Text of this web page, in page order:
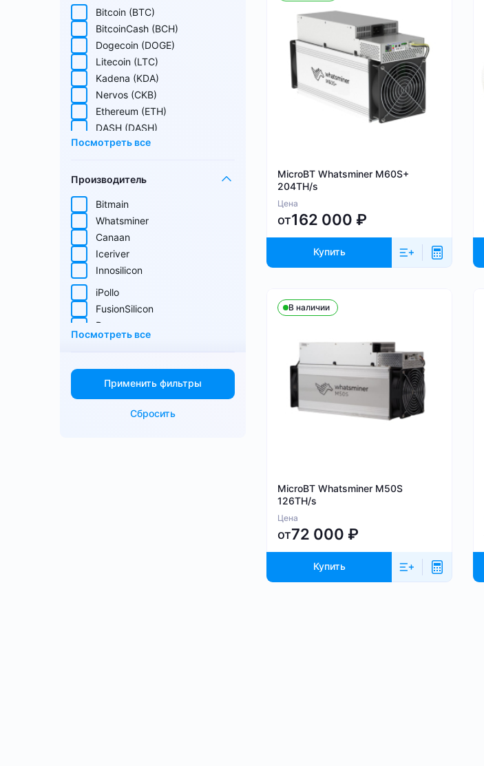
Lyra2REv2
Cuckatoo31
Randomx
SHA512256d
Ethash4G
Bitcoin (BTC)
BitcoinCash (BCH)
Dogecoin (DOGE)
Litecoin (LTC)
Kadena (KDA)
Nervos (CKB)
Ethereum (ETH)
DASH (DASH)
EthereumPoW (ETHW)
Zcash (ZEC)
Sia (SC)
ScPrime (SCP)
Handshake (HNS)
Monacoin (MONA)
MWC-CT31 (MWC)
Radiant (RXD)
Bitcoin SV (BSV)
Monero (XMR)
Посмотреть все
Производитель
Выбрать все
Bitmain
Whatsminer
Canaan
Iceriver
Innosilicon
iPollo
FusionSilicon
Dayun
iBeLink
Посмотреть все
Применить фильтры
Сбросить
MicroBT Whatsminer M60S+
204TH/s
Цена
от162 000 ₽
Купить
В наличии
MicroBT Whatsminer M50S
126TH/s
Цена
от72 000 ₽
Купить